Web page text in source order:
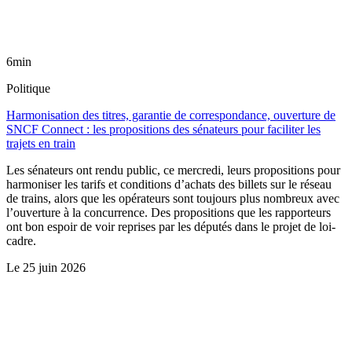
6min
Politique
Harmonisation des titres, garantie de correspondance, ouverture de
SNCF Connect : les propositions des sénateurs pour faciliter les
trajets en train
Les sénateurs ont rendu public, ce mercredi, leurs propositions pour
harmoniser les tarifs et conditions d’achats des billets sur le réseau
de trains, alors que les opérateurs sont toujours plus nombreux avec
l’ouverture à la concurrence. Des propositions que les rapporteurs
ont bon espoir de voir reprises par les députés dans le projet de loi-
cadre.
Le 25 juin 2026